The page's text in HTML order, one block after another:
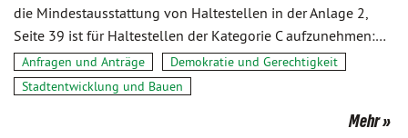
die Mindestausstattung von Haltestellen in der Anlage 2,
Seite 39 ist für Haltestellen der Kategorie C aufzunehmen:…
Anfragen und Anträge
Demokratie und Gerechtigkeit
Stadtentwicklung und Bauen
Mehr